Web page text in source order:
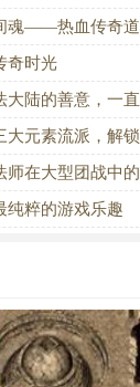
魂——热血传奇道
奇时光
大陆的善意，一直
大元素流派，解锁
在大型团战中的
纯粹的游戏乐趣